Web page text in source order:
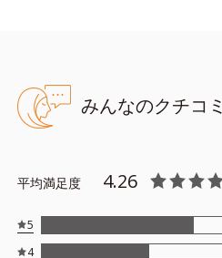
みんなのクチコミ
平均満足度 4.26
5
4